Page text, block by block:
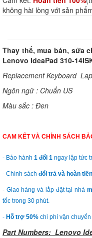
không hài lòng với sản
Thay thế, mua bán, sửa
Lenovo IdeaPad 310-
Replacement Keyboard
Ngôn ngữ : Chuẩn US
Màu sắc : Đen
CAM KẾT VÀ CHÍNH SÁCH
- Bảo hành 1 đổi 1 ngay lập tức
- Chính sách đổi trả và hoàn
- Giao hàng và lắp đặt tại nhà
tốc trong 30 phút.
- Hỗ trợ 50% chi phí vận
Part Numbers: Lenovo